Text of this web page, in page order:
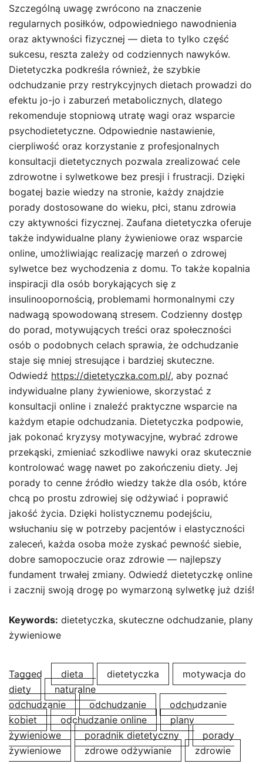
Szczególną uwagę zwrócono na znaczenie
regularnych posiłków, odpowiedniego nawodnienia
oraz aktywności fizycznej — dieta to tylko część
sukcesu, reszta zależy od codziennych nawyków.
Dietetyczka podkreśla również, że szybkie
odchudzanie przy restrykcyjnych dietach prowadzi do
efektu jo-jo i zaburzeń metabolicznych, dlatego
rekomenduje stopniową utratę wagi oraz wsparcie
psychodietetyczne. Odpowiednie nastawienie,
cierpliwość oraz korzystanie z profesjonalnych
konsultacji dietetycznych pozwala zrealizować cele
zdrowotne i sylwetkowe bez presji i frustracji. Dzięki
bogatej bazie wiedzy na stronie, każdy znajdzie
porady dostosowane do wieku, płci, stanu zdrowia
czy aktywności fizycznej. Zaufana dietetyczka oferuje
także indywidualne plany żywieniowe oraz wsparcie
online, umożliwiając realizację marzeń o zdrowej
sylwetce bez wychodzenia z domu. To także kopalnia
inspiracji dla osób borykających się z
insulinoopornością, problemami hormonalnymi czy
nadwagą spowodowaną stresem. Codzienny dostęp
do porad, motywujących treści oraz społeczności
osób o podobnych celach sprawia, że odchudzanie
staje się mniej stresujące i bardziej skuteczne.
Odwiedź https://dietetyczka.com.pl/, aby poznać
indywidualne plany żywieniowe, skorzystać z
konsultacji online i znaleźć praktyczne wsparcie na
każdym etapie odchudzania. Dietetyczka podpowie,
jak pokonać kryzysy motywacyjne, wybrać zdrowe
przekąski, zmieniać szkodliwe nawyki oraz skutecznie
kontrolować wagę nawet po zakończeniu diety. Jej
porady to cenne źródło wiedzy także dla osób, które
chcą po prostu zdrowiej się odżywiać i poprawić
jakość życia. Dzięki holistycznemu podejściu,
wsłuchaniu się w potrzeby pacjentów i elastyczności
zaleceń, każda osoba może zyskać pewność siebie,
dobre samopoczucie oraz zdrowie — najlepszy
fundament trwałej zmiany. Odwiedź dietetyczkę online
i zacznij swoją drogę po wymarzoną sylwetkę już dziś!
Keywords: dietetyczka, skuteczne odchudzanie, plany
żywieniowe
Tagged dieta dietetyczka
motywacja do
diety
naturalne
odchudzanie
odchudzanie
odchudzanie
kobiet
odchudzanie online
plany
żywieniowe
poradnik dietetyczny
porady
żywieniowe
zdrowe odżywianie zdrowie